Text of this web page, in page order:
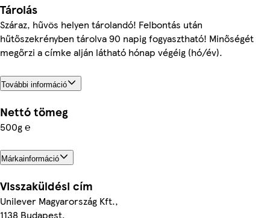
Tárolás
Száraz, hűvös helyen tárolandó! Felbontás után
hűtőszekrényben tárolva 90 napig fogyasztható! Minőségét
megőrzi a címke alján látható hónap végéig (hó/év).
További információ
Nettó tömeg
500g ℮
Márkainformáció
Visszaküldési cím
Unilever Magyarország Kft.,
1138 Budapest,